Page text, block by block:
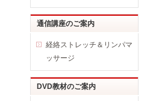
通信講座のご案内
経絡ストレッチ＆リンパマ
ッサージ
DVD教材のご案内